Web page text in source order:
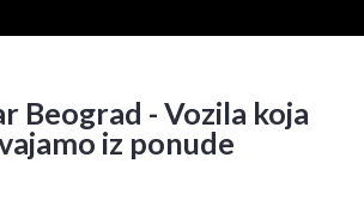
Beograd - Vozila koja
iz ponude